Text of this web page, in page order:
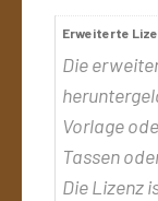
Erweiterte
Die
Vorlage
Tassen
Die Lizenz